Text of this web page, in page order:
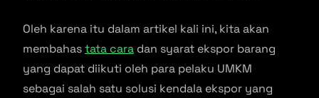
Oleh karena itu dalam artikel kali ini, kita akan
membahastata cara dan syarat ekspor barang
yang dapat diikuti oleh para pelaku UMKM
sebagai salah satu solusi kendala ekspor yang